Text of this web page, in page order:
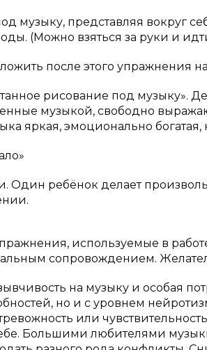
музыку, представляя вокруг
(Можно взяться за руки и
после этого упражнения
рисование под музыку».
музыкой, свободно
яркая, эмоционально богатая,
Один ребёнок делает
используемые в
сопровождением.
на музыку и особая
но и с уровнем
или
Большими любителями